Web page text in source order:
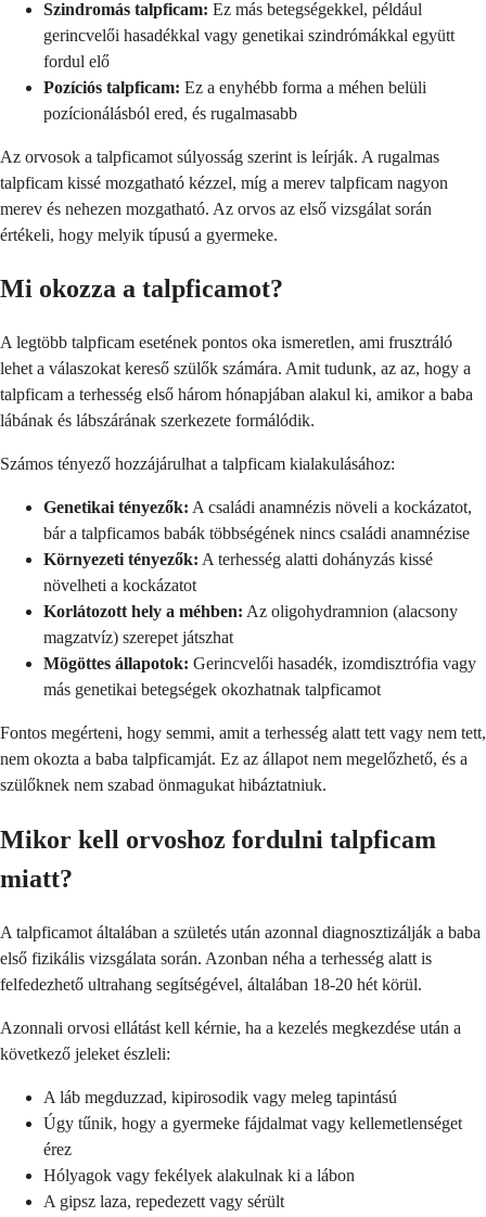
Szindromás talpficam: Ez más betegségekkel, például
gerincvelői hasadékkal vagy genetikai szindrómákkal együtt
fordul elő
Pozíciós talpficam: Ez a enyhébb forma a méhen belüli
pozícionálásból ered, és rugalmasabb
Az orvosok a talpficamot súlyosság szerint is leírják. A rugalmas
talpficam kissé mozgatható kézzel, míg a merev talpficam nagyon
merev és nehezen mozgatható. Az orvos az első vizsgálat során
értékeli, hogy melyik típusú a gyermeke.
Mi okozza a talpficamot?
A legtöbb talpficam esetének pontos oka ismeretlen, ami frusztráló
lehet a válaszokat kereső szülők számára. Amit tudunk, az az, hogy a
talpficam a terhesség első három hónapjában alakul ki, amikor a baba
lábának és lábszárának szerkezete formálódik.
Számos tényező hozzájárulhat a talpficam kialakulásához:
Genetikai tényezők: A családi anamnézis növeli a kockázatot,
bár a talpficamos babák többségének nincs családi anamnézise
Környezeti tényezők: A terhesség alatti dohányzás kissé
növelheti a kockázatot
Korlátozott hely a méhben: Az oligohydramnion (alacsony
magzatvíz) szerepet játszhat
Mögöttes állapotok: Gerincvelői hasadék, izomdisztrófia vagy
más genetikai betegségek okozhatnak talpficamot
Fontos megérteni, hogy semmi, amit a terhesség alatt tett vagy nem tett,
nem okozta a baba talpficamját. Ez az állapot nem megelőzhető, és a
szülőknek nem szabad önmagukat hibáztatniuk.
Mikor kell orvoshoz fordulni talpficam
miatt?
A talpficamot általában a születés után azonnal diagnosztizálják a baba
első fizikális vizsgálata során. Azonban néha a terhesség alatt is
felfedezhető ultrahang segítségével, általában 18-20 hét körül.
Azonnali orvosi ellátást kell kérnie, ha a kezelés megkezdése után a
következő jeleket észleli:
A láb megduzzad, kipirosodik vagy meleg tapintású
Úgy tűnik, hogy a gyermeke fájdalmat vagy kellemetlenséget
érez
Hólyagok vagy fekélyek alakulnak ki a lábon
A gipsz laza, repedezett vagy sérült